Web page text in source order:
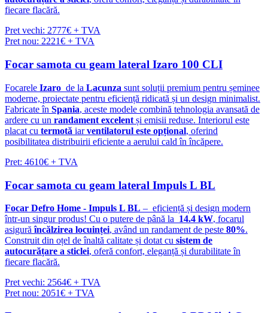
fiecare flacără.
Pret vechi: 2777€ + TVA
Pret nou: 2221€ + TVA
Focar samota cu geam lateral Izaro 100 CLI
Focarele Izaro de la Lacunza sunt soluții premium pentru șeminee
moderne, proiectate pentru eficiență ridicată și un design minimalist.
Fabricate în Spania, aceste modele combină tehnologia avansată de
ardere cu un randament excelent și emisii reduse. Interiorul este
placat cu termotă iarventilatorul este opțional, oferind
posibilitatea distribuirii eficiente a aerului cald în încăpere.
Pret: 4610€ + TVA
Focar samota cu geam lateral Impuls L BL
Focar Defro Home - Impuls L BL – eficiență și design modern
într-un singur produs! Cu o putere de până la 14.4 kW, focarul
asigurăîncălzirea locuinței, având un randament de peste 80%.
Construit din oțel de înaltă calitate și dotat cu sistem de
autocurățare a sticlei, oferă confort, eleganță și durabilitate în
fiecare flacără.
Pret vechi: 2564€ + TVA
Pret nou: 2051€ + TVA